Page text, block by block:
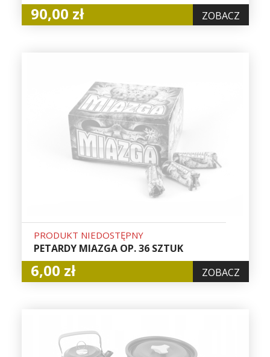
90,00 zł ZOBACZ
PRODUKT NIEDOSTĘPNY
PETARDY MIAZGA OP. 36 SZTUK
6,00 zł ZOBACZ